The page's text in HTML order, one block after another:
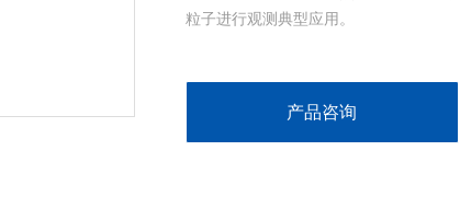
粒子进行观测典型应用。
产品咨询